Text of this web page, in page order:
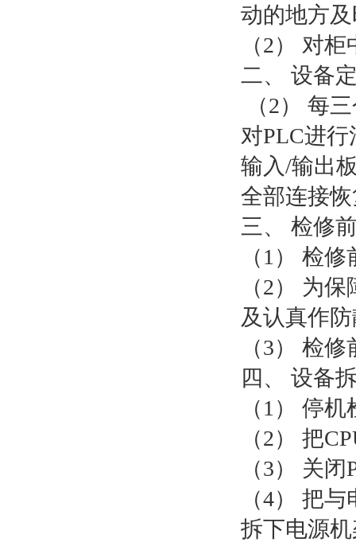
动的地方
（2） 对
二、 设备
（2） 每
对PLC进
输入/输出
全部连接
三、 检修
（1） 检
（2） 为
及认真作
（3） 检
四、 设备
（1） 停
（2） 把
（3） 关
（4） 把
拆下电源